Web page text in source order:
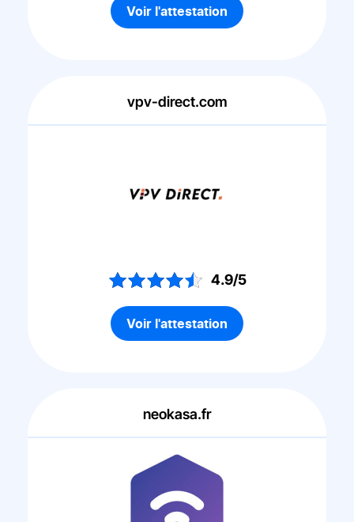
Voir l'attestation
vpv-direct.com
4.9/5
Voir l'attestation
neokasa.fr